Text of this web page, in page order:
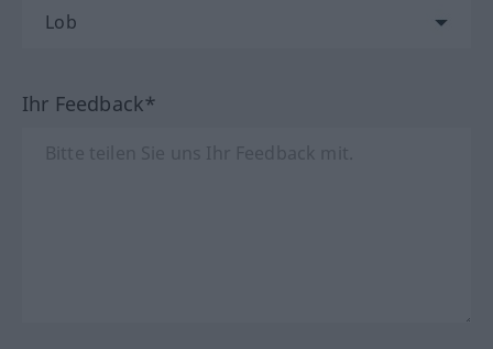
Ihr Feedback*